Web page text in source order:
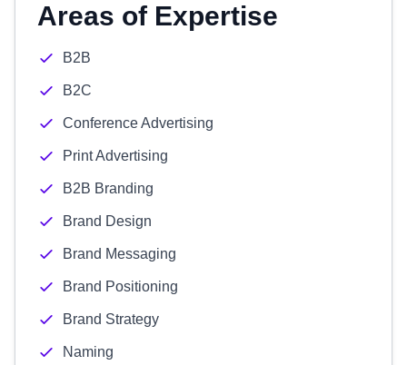
Areas of Expertise
B2B
B2C
Conference Advertising
Print Advertising
B2B Branding
Brand Design
Brand Messaging
Brand Positioning
Brand Strategy
Naming